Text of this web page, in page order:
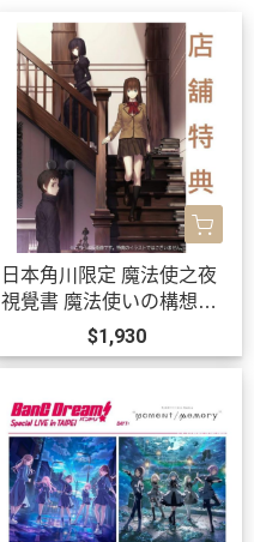
日本角川限定 魔法使之夜
視覺書 魔法使いの構想形
而 *11/20發售!
$1,930